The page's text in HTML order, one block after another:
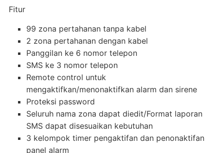
Fitur
99 zona pertahanan tanpa kabel
2 zona pertahanan dengan kabel
Panggilan ke 6 nomor telepon
SMS ke 3 nomor telepon
Remote control untuk
mengaktifkan/menonaktifkan alarm dan sirene
Proteksi password
Seluruh nama zona dapat diedit/Format laporan
SMS dapat disesuaikan kebutuhan
3 kelompok timer pengaktifan dan penonaktifan
panel alarm